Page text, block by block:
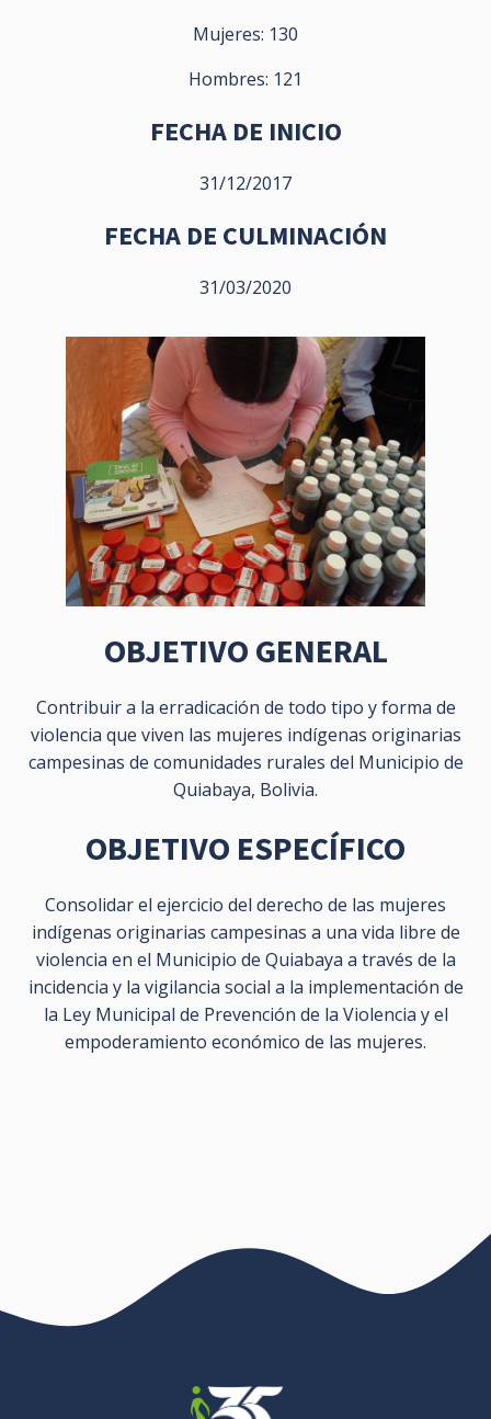
Mujeres: 130
Hombres: 121
FECHA DE INICIO
31/12/2017
FECHA DE CULMINACIÓN
31/03/2020
OBJETIVO GENERAL
Contribuir a la erradicación de todo tipo y forma de
violencia que viven las mujeres indígenas originarias
campesinas de comunidades rurales del Municipio de
Quiabaya, Bolivia.
OBJETIVO ESPECÍFICO
Consolidar el ejercicio del derecho de las mujeres
indígenas originarias campesinas a una vida libre de
violencia en el Municipio de Quiabaya a través de la
incidencia y la vigilancia social a la implementación de
la Ley Municipal de Prevención de la Violencia y el
empoderamiento económico de las mujeres.